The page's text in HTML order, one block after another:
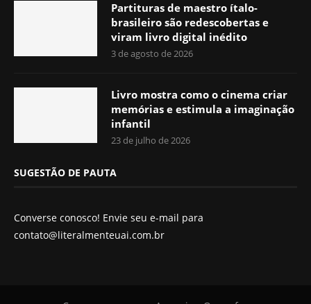
Partituras de maestro ítalo-
brasileiro são redescobertas e
viram livro digital inédito
3 de agosto de 2026
Livro mostra como o cinema criar
memórias e estimula a imaginação
infantil
23 de julho de 2026
SUGESTÃO DE PAUTA
Converse conosco! Envie seu e-mail para
contato@literalmenteuai.com.br